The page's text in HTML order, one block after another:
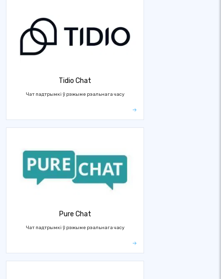
Tidio Chat
Чат падтрымкі ў рэжыме рэальнага часу
Pure Chat
Чат падтрымкі ў рэжыме рэальнага часу